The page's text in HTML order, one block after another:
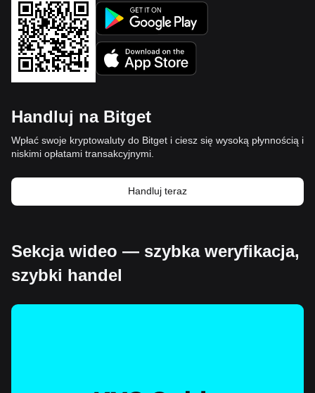
Handluj na Bitget
Wpłać swoje kryptowaluty do Bitget i ciesz się wysoką płynnością i
niskimi opłatami transakcyjnymi.
Handluj teraz
Sekcja wideo — szybka weryfikacja,
szybki handel